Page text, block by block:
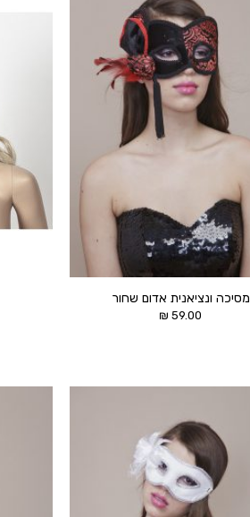
הוסף ל
WISHLIST
מסיכה ונציאנית אדום שחור
59.00
₪